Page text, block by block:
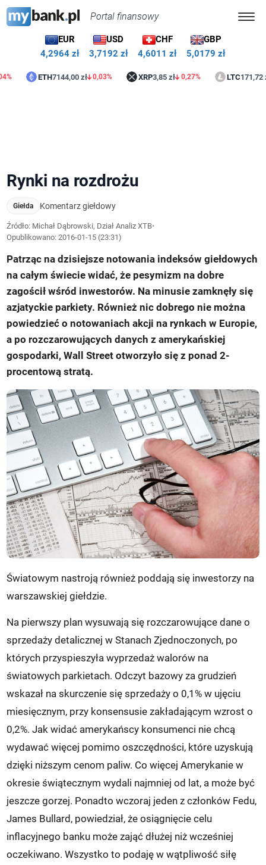
Portal finansowy
EUR
4,2964 zł
USD
3,7192 zł
CHF
4,6011 zł
GBP
5,0179 zł
ETH 7144,00 zł 0,03% XRP 3,85 zł 0,27% LTC 171,72 zł
Rynki na rozdrożu
Giełda Komentarz giełdowy
Źródło: Michał Dąbrowski, Dział Analiz XTB•
Opublikowano:2016-01-15 (23:31)
Patrząc na dzisiejsze notowania indeksów giełdowych
na całym świecie widać, że pesymizm na dobre
zagościł wśród inwestorów. Na minusie zamknęły się
azjatyckie parkiety. Również nic dobrego nie można
powiedzieć o notowaniach akcji na rynkach w Europie,
a po rozczarowujących danych z amerykańskiej
gospodarki, Wall Street otworzyło się z ponad 2-
procentową stratą.
Światowym nastroją również poddają się inwestorzy na
warszawskiej giełdzie.
Na pierwszy plan wysuwają się rozczarowujące dane o
sprzedaży detalicznej w Stanach Zjednoczonych, po
których przyspieszyła wyprzedaż walorów na
światowych parkietach. Odczyt bazowy za grudzień
wskazał na skurczenie się sprzedaży o 0,1% w ujęciu
miesięcznym, przy konsensusie zakładającym wzrost o
0,2%. Jak widać amerykańscy konsumenci nie chcą
wydawać więcej pomimo oszczędności, które uzyskują
dzięki niższym cenom paliw. Co więcej Amerykanie w
okresie świątecznym wydali najmniej od lat, a może być
jeszcze gorzej. Ponadto wczoraj jeden z członków Fedu,
James Bullard, powiedział, że osiągnięcie celu
inflacyjnego banku może zająć dłużej niż wcześniej
oczekiwano. Wszystko to podaję w wątpliwość siłę